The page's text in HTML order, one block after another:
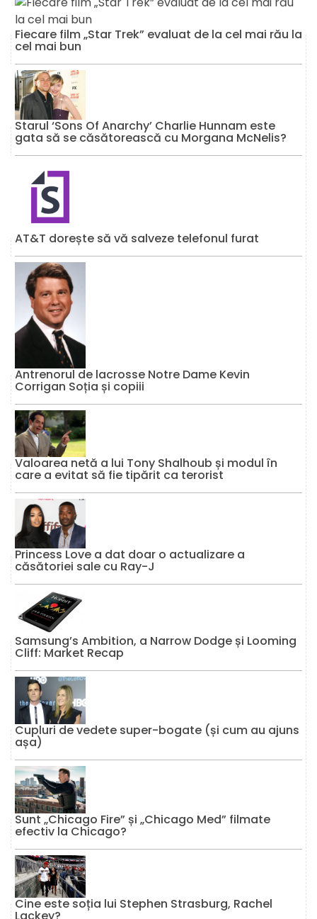
Fiecare film „Star Trek” evaluat de la cel mai rău la
cel mai bun
Starul ‘Sons Of Anarchy’ Charlie Hunnam este
gata să se căsătorească cu Morgana McNelis?
AT&T dorește să vă salveze telefonul furat
Antrenorul de lacrosse Notre Dame Kevin
Corrigan Soția și copiii
Valoarea netă a lui Tony Shalhoub și modul în
care a evitat să fie tipărit ca terorist
Princess Love a dat doar o actualizare a
căsătoriei sale cu Ray-J
Samsung’s Ambition, a Narrow Dodge și Looming
Cliff: Market Recap
Cupluri de vedete super-bogate (și cum au ajuns
așa)
Sunt „Chicago Fire” și „Chicago Med” filmate
efectiv la Chicago?
Cine este soția lui Stephen Strasburg, Rachel